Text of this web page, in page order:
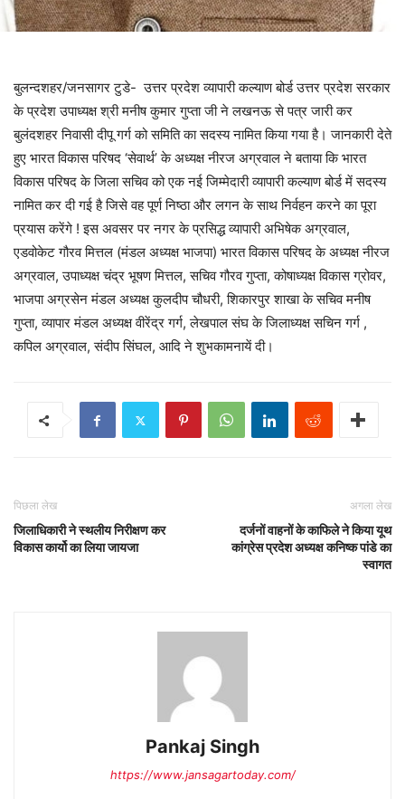
बुलन्दशहर/जनसागर टुडे- उत्तर प्रदेश व्यापारी कल्याण बोर्ड उत्तर प्रदेश सरकार
के प्रदेश उपाध्यक्ष श्री मनीष कुमार गुप्ता जी ने लखनऊ से पत्र जारी कर
बुलंदशहर निवासी दीपू गर्ग को समिति का सदस्य नामित किया गया है। जानकारी देते
हुए भारत विकास परिषद ‘सेवार्थ’ के अध्यक्ष नीरज अग्रवाल ने बताया कि भारत
विकास परिषद के जिला सचिव को एक नई जिम्मेदारी व्यापारी कल्याण बोर्ड में सदस्य
नामित कर दी गई है जिसे वह पूर्ण निष्ठा और लगन के साथ निर्वहन करने का पूरा
प्रयास करेंगे ! इस अवसर पर नगर के प्रसिद्ध व्यापारी अभिषेक अग्रवाल,
एडवोकेट गौरव मित्तल (मंडल अध्यक्ष भाजपा) भारत विकास परिषद के अध्यक्ष नीरज
अग्रवाल, उपाध्यक्ष चंद्र भूषण मित्तल, सचिव गौरव गुप्ता, कोषाध्यक्ष विकास ग्रोवर,
भाजपा अग्रसेन मंडल अध्यक्ष कुलदीप चौधरी, शिकारपुर शाखा के सचिव मनीष
गुप्ता, व्यापार मंडल अध्यक्ष वीरेंद्र गर्ग, लेखपाल संघ के जिलाध्यक्ष सचिन गर्ग ,
कपिल अग्रवाल, संदीप सिंघल, आदि ने शुभकामनायें दी।
पिछला लेख
जिलाधिकारी ने स्थलीय निरीक्षण कर
विकास कार्यो का लिया जायजा
अगला लेख
दर्जनों वाहनों के काफिले ने किया यूथ
कांग्रेस प्रदेश अध्यक्ष कनिष्क पांडे का
स्वागत
Pankaj Singh
https://www.jansagartoday.com/